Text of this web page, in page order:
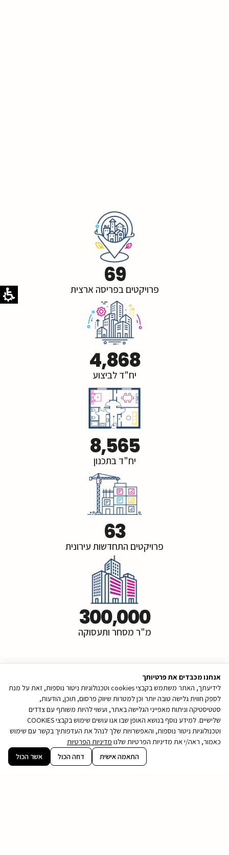
פרויקטים בפריסה ארצית
69
יח"ד לביצוע
4,868
יח"ד בתכנון
8,565
פרויקטים התחדשות עירונית
63
מ"ר מסחר ותעסוקה
300,000
* לפי 100%, על בסיס נתוני 31.3.26
עמרם אברהם |
אמנות הבניה​
מחברות הייזום והביצוע המובילות בישראל, המתמחה כיום
ב3 תחומים עיקריים:
אנחנו מכבדים את פרטיותך
לידיעתך, האתר משתמש בקבצי cookies וטכנולוגיות ניטור נוספות, זאת על מנת
לספק חווית גלישה טובה יותר וכן למטרות שיווק פרסום, תוכן, הודעות,
סטטיסטיקה וניתוח מאפייני הגלישה באתר, ועשוי להיות משותף עם צדדים
שלישיים. למידע נוסף בנושא האופן שבו אנו עושים שימוש בקבצי COOKIES
וטכנולוגיות ניטור נוספות, והאפשרויות שלך לנהל את העדפותיך בקשר עם שימוש
כאמור, ראה/י את מדיניות הפרטיות שלנו מדיניות הפרטיות
התאמה אישית דחה הכול אשר הכול